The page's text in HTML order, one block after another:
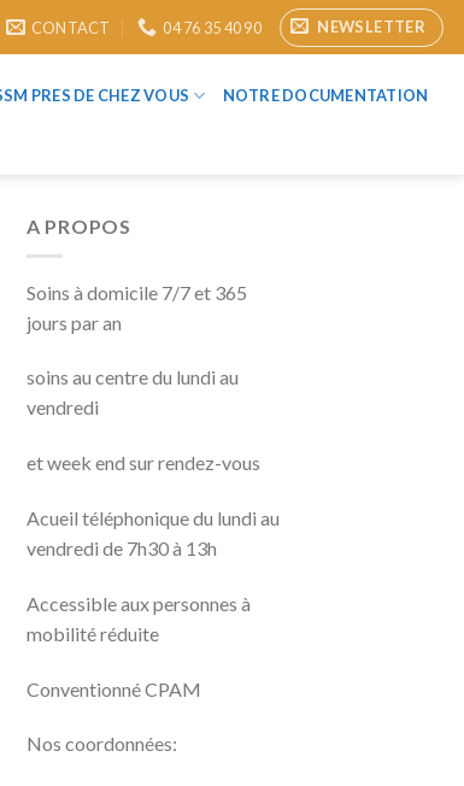
CONTACT 04 76 35 40 90 NEWSLETTER
PRES DE CHEZ VOUS NOTRE DOCUMENTATION
A PROPOS
Soins à domicile 7/7 et 365
jours par an
soins au centre du lundi au
vendredi
et week end sur rendez-vous
Acueil téléphonique du lundi au
vendredi de 7h30 à 13h
Accessible aux personnes à
mobilité réduite
Conventionné CPAM
Nos coordonnées: